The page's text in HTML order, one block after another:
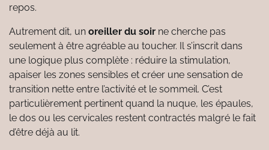
repos.
Autrement dit, un oreiller du soir ne cherche pas
seulement à être agréable au toucher. Il s’inscrit dans
une logique plus complète : réduire la stimulation,
apaiser les zones sensibles et créer une sensation de
transition nette entre l’activité et le sommeil. C’est
particulièrement pertinent quand la nuque, les épaules,
le dos ou les cervicales restent contractés malgré le fait
d’être déjà au lit.